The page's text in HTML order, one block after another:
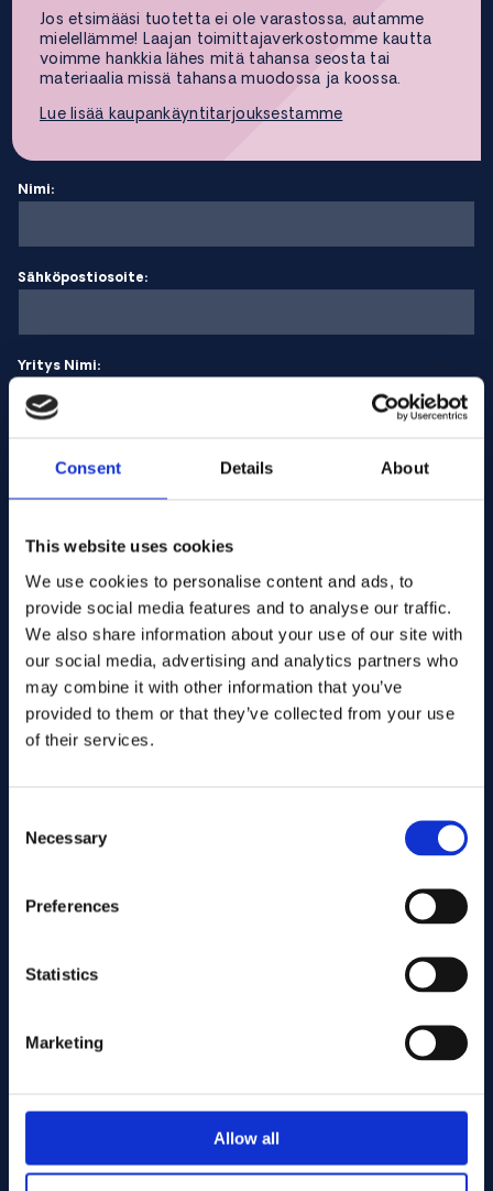
Consent Details About
This website uses cookies
We use cookies to personalise content and ads, to
provide social media features and to analyse our traffic.
We also share information about your use of our site with
our social media, advertising and analytics partners who
may combine it with other information that you’ve
provided to them or that they’ve collected from your use
of their services.
Selection
Necessary
Preferences
Statistics
Marketing
Allow all
Jos etsimääsi tuotetta ei ole varastossa, autamme
mielellämme! Laajan toimittajaverkostomme kautta
voimme hankkia lähes mitä tahansa seosta tai
materiaalia missä tahansa muodossa ja koossa.
Lue lisää kaupankäyntitarjouksestamme
Nimi:
Sähköpostiosoite:
Yritys Nimi:
Viestisi
Associerade produkter